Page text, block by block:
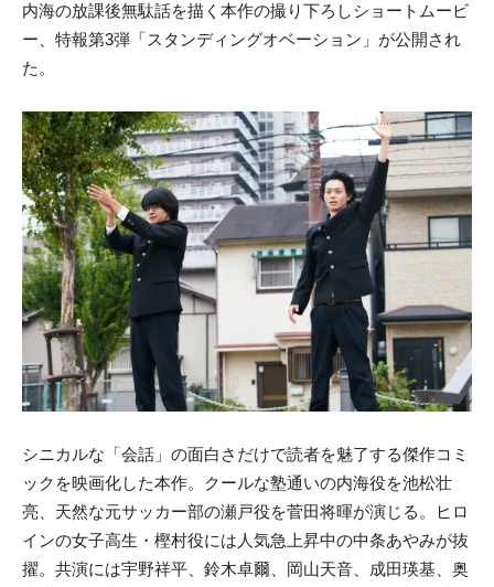
内海の放課後無駄話を描く本作の撮り下ろしショートムービ
ー、特報第3弾「スタンディングオベーション」が公開され
た。
シニカルな「会話」の面白さだけで読者を魅了する傑作コミ
ックを映画化した本作。クールな塾通いの内海役を池松壮
亮、天然な元サッカー部の瀬戸役を菅田将暉が演じる。ヒロ
インの女子高生・樫村役には人気急上昇中の中条あやみが抜
擢。共演には宇野祥平、鈴木卓爾、岡山天音、成田瑛基、奥